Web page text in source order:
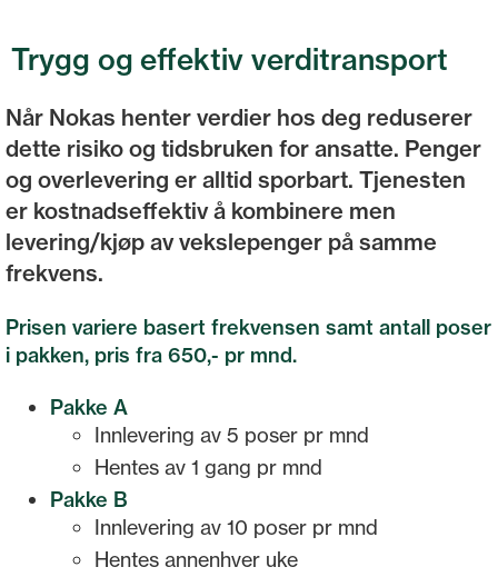
Trygg og effektiv verditransport
Når Nokas henter verdier hos deg reduserer
dette risiko og tidsbruken for ansatte. Penger
og overlevering er alltid sporbart. Tjenesten
er kostnadseffektiv å kombinere men
levering/kjøp av vekslepenger på samme
frekvens.
Prisen variere basert frekvensen samt antall poser
i pakken, pris fra 650,- pr mnd.
Pakke A
Innlevering av 5 poser pr mnd
Hentes av 1 gang pr mnd
Pakke B
Innlevering av 10 poser pr mnd
Hentes annenhver uke